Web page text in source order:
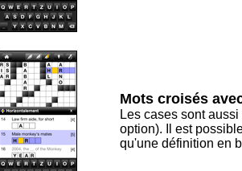
Mots croisés
Les cases sont
option). Il est
qu'une définition en